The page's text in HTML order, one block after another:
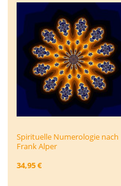
Spirituelle Numerologie nach
Frank Alper
34,95 €